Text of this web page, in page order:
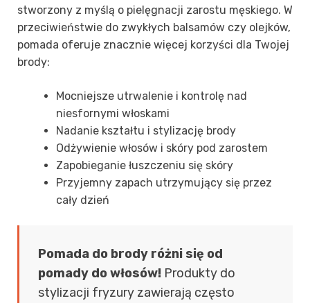
stworzony z myślą o pielęgnacji zarostu męskiego. W
przeciwieństwie do zwykłych balsamów czy olejków,
pomada oferuje znacznie więcej korzyści dla Twojej
brody:
Mocniejsze utrwalenie i kontrolę nad
niesfornymi włoskami
Nadanie kształtu i stylizację brody
Odżywienie włosów i skóry pod zarostem
Zapobieganie łuszczeniu się skóry
Przyjemny zapach utrzymujący się przez
cały dzień
Pomada do brody różni się od
pomady do włosów! Produkty do
stylizacji fryzury zawierają często